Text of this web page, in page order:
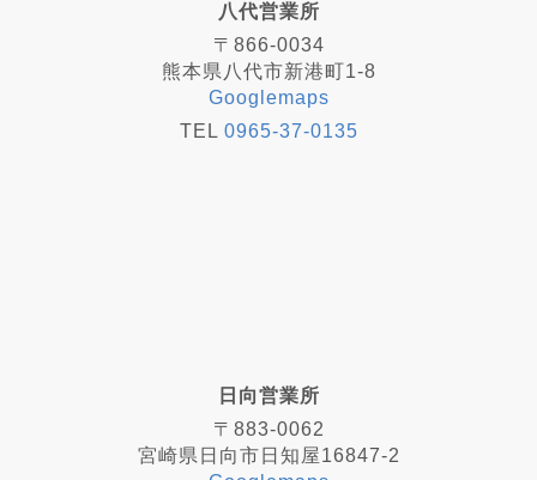
八代営業所
〒866-0034
熊本県八代市新港町1-8
Googlemaps
TEL 0965-37-0135
日向営業所
〒883-0062
宮崎県日向市日知屋16847-2